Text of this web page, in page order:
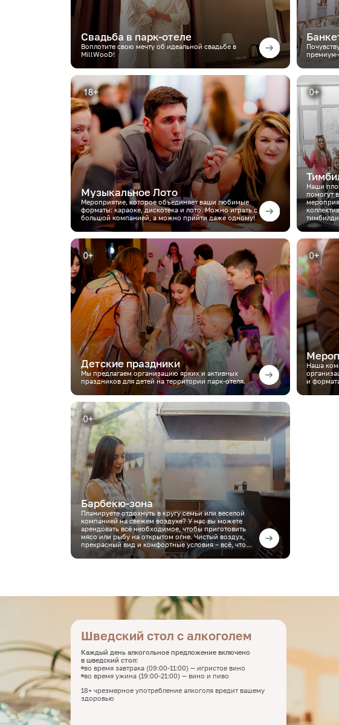
Свадьба в парк-отеле
Воплотите свою мечту об идеальной свадьбе в
MillWooD!
премиум-
Музыкальное Лото
Мероприятие, которое объединяет ваши любимые
форматы: караоке, дискотека и лото. Можно играть с
большой компанией, а можно прийти даже одному!
Наши
помогут
Детские праздники
Мы предлагаем организацию ярких и активных
праздников для детей на территории парк-отеля.
Наша
и
Барбекю-зона
Планируете отдохнуть в кругу семьи или веселой
компанией на свежем воздухе? У нас вы можете
арендовать всё необходимое, чтобы приготовить
мясо или рыбу на открытом огне. Чистый воздух,
прекрасный вид и комфортные условия – всё, что
нужно для незабываемых семейных пикников и
отдыха с друзьями!
Шведский стол с алкоголем
Каждый день алкогольное предложение включено
в шведский стол:
во время завтрака (09:00-11:00) — игристое вино
во время ужина (19:00-21:00) — вино и пиво
18+ чрезмерное употребление алкоголя вредит вашему
здоровью